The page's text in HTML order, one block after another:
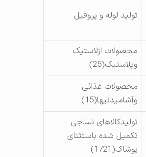
تولید لوله و پروفیل
محصولات ازلاستیک
وپلاستیک(25)
محصولات غذائی
وآشامیدنیها(15)
تولیدکالاهای نساجی
تکمیل شده باستثنای
پوشاک(1721)